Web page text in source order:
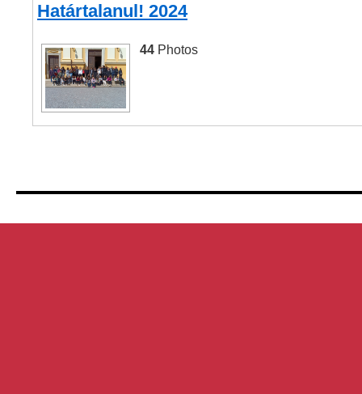
Határtalanul! 2024
44 Photos